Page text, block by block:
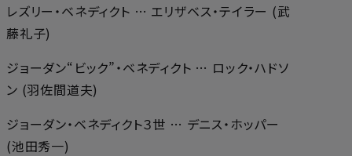
レズリー・ベネディクト … エリザベス・テイラー (武
藤礼子)
ジョーダン“ビック”・ベネディクト … ロック・ハドソ
ン (羽佐間道夫)
ジョーダン・ベネディクト３世 … デニス・ホッパー
(池田秀一)